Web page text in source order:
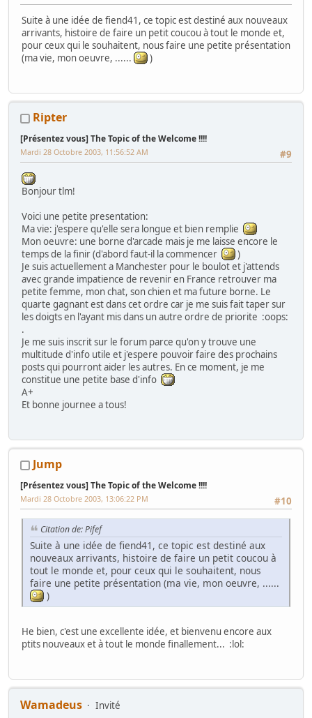
Suite à une idée de fiend41, ce topic est destiné aux nouveaux
arrivants, histoire de faire un petit coucou à tout le monde et,
pour ceux qui le souhaitent, nous faire une petite présentation
(ma vie, mon oeuvre, ......
)
Ripter
[Présentez vous] The Topic of the Welcome !!!!
#9
Mardi 28 Octobre 2003, 11:56:52 AM
Bonjour tlm!
Voici une petite presentation:
Ma vie: j'espere qu'elle sera longue et bien remplie
Mon oeuvre: une borne d'arcade mais je me laisse encore le
temps de la finir (d'abord faut-il la commencer
)
Je suis actuellement a Manchester pour le boulot et j'attends
avec grande impatience de revenir en France retrouver ma
petite femme, mon chat, son chien et ma future borne. Le
quarte gagnant est dans cet ordre car je me suis fait taper sur
les doigts en l'ayant mis dans un autre ordre de priorite :oops:
.
Je me suis inscrit sur le forum parce qu'on y trouve une
multitude d'info utile et j'espere pouvoir faire des prochains
posts qui pourront aider les autres. En ce moment, je me
constitue une petite base d'info
A+
Et bonne journee a tous!
Jump
[Présentez vous] The Topic of the Welcome !!!!
#10
Mardi 28 Octobre 2003, 13:06:22 PM
Citation de: Pifef
Suite à une idée de fiend41, ce topic est destiné aux
nouveaux arrivants, histoire de faire un petit coucou à
tout le monde et, pour ceux qui le souhaitent, nous
faire une petite présentation (ma vie, mon oeuvre, ......
)
He bien, c'est une excellente idée, et bienvenu encore aux
ptits nouveaux et à tout le monde finallement... :lol:
Wamadeus Invité